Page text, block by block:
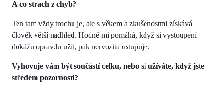
A co strach z chyb?
Ten tam vždy trochu je, ale s věkem a zkušenostmi získává
člověk větší nadhled. Hodně mi pomáhá, když si vystoupení
dokážu opravdu užít, pak nervozita ustupuje.
Vyhovuje vám být součástí celku, nebo si užíváte, když jste
středem pozornosti?